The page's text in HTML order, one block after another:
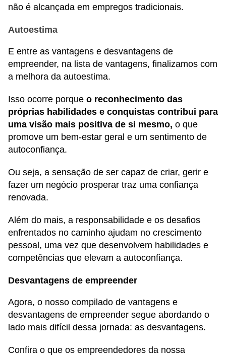
não é alcançada em empregos tradicionais.
Autoestima
E entre as vantagens e desvantagens de
empreender, na lista de vantagens, finalizamos com
a melhora da autoestima.
Isso ocorre porque o reconhecimento das
próprias habilidades e conquistas contribui para
uma visão mais positiva de si mesmo, o que
promove um bem-estar geral e um sentimento de
autoconfiança.
Ou seja, a sensação de ser capaz de criar, gerir e
fazer um negócio prosperar traz uma confiança
renovada.
Além do mais, a responsabilidade e os desafios
enfrentados no caminho ajudam no crescimento
pessoal, uma vez que desenvolvem habilidades e
competências que elevam a autoconfiança.
Desvantagens de empreender
Agora, o nosso compilado de vantagens e
desvantagens de empreender segue abordando o
lado mais difícil dessa jornada: as desvantagens.
Confira o que os empreendedores da nossa